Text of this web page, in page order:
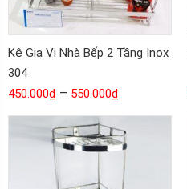
Kệ Gia Vị Nhà Bếp 2 Tầng Inox
304
450.000₫ – 550.000₫